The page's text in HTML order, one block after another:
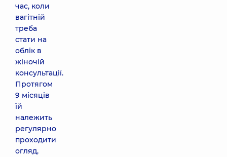
час, коли
вагітній
треба
стати на
облік в
жіночій
консультації.
Протягом
9 місяців
їй
належить
регулярно
проходити
огляд,